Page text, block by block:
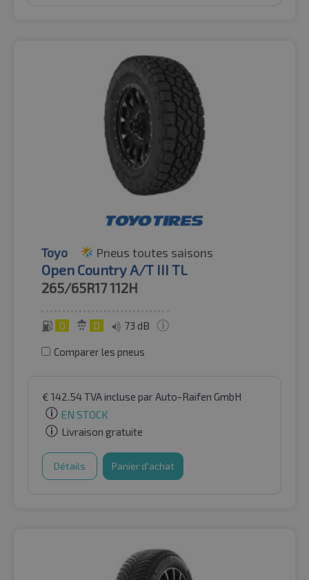
Toyo Pneus toutes saisons
Open Country A/T III TL
265/65R17112H
D D 73 dB
Comparer les pneus
€ 142.54TVA incluse par Auto-Raifen GmbH
EN STOCK
Livraison gratuite
Détails Panier d'achat